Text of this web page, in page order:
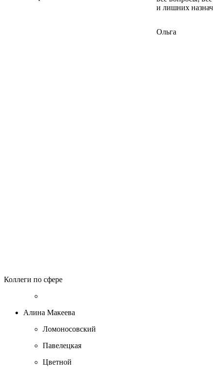
и лишних
Ольга
Коллеги по сфере
Алина Макеева
Ломоносовский
Павелецкая
Цветной